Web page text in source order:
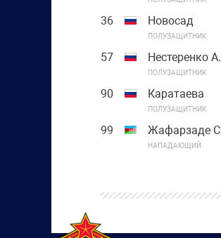
36 Новосад
ПОЛУЗАЩИТНИК
57 Нестеренко А.
ПОЛУЗАЩИТНИК
90 Каратаева
ПОЛУЗАЩИТНИК
99
НАПАДАЮЩИЙ